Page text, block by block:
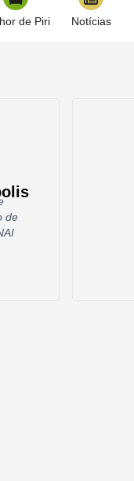
de Piri Notícias
de